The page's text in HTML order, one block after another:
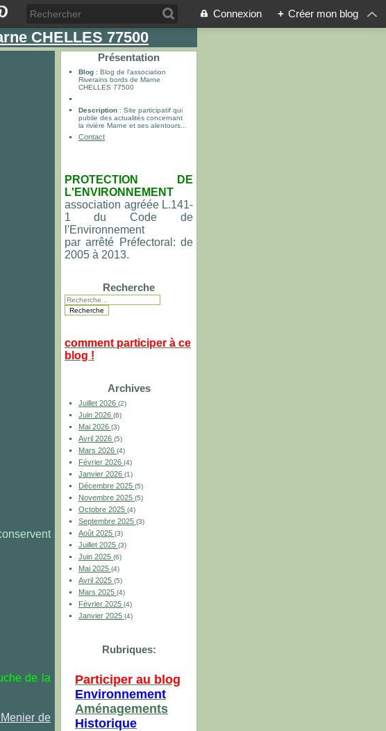
Connexion + Créer mon blog
CHELLES 77500
de la
de
Présentation
Blog : Blog de l'association
Riverains bords de Marne
CHELLES 77500
Description : Site participatif qui
publie des actualités concernant
la rivière Marne et ses alentours...
Contact
PROTECTION DE
L'ENVIRONNEMENT
association agréée L.141-
1
du Code de
l'Environnement
par arrêté Préfectoral: de
2005 à 2013.
Recherche
comment participer à ce
blog !
Archives
Juillet 2026 (2)
Juin 2026 (6)
Mai 2026 (3)
Avril 2026 (5)
Mars 2026 (4)
Février 2026 (4)
Janvier 2026 (1)
Décembre 2025 (5)
Novembre 2025 (5)
Octobre 2025 (4)
Septembre 2025 (3)
Août 2025 (3)
Juillet 2025 (3)
Juin 2025 (6)
Mai 2025 (4)
Avril 2025 (5)
Mars 2025 (4)
Février 2025 (4)
Janvier 2025 (4)
Rubriques:
Participer au blog
Environnement
Aménagements
Historique